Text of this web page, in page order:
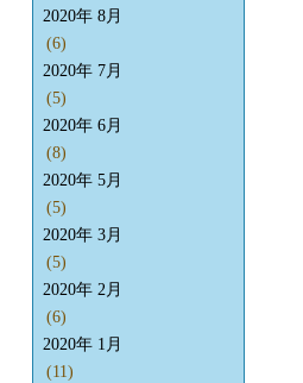
2020年 8月
(6)
2020年 7月
(5)
2020年 6月
(8)
2020年 5月
(5)
2020年 3月
(5)
2020年 2月
(6)
2020年 1月
(11)